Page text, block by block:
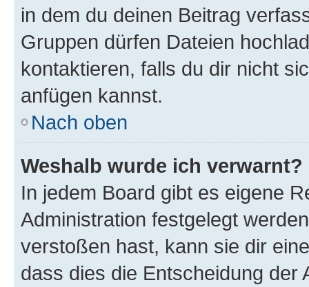
in dem du deinen Beitrag
Gruppen dürfen Dateien
kontaktieren, falls du dir nicht
anfügen kannst.
Nach oben
Weshalb wurde ich verwarnt?
In jedem Board gibt es eigene
Administration festgelegt
verstoßen hast, kann sie dir
dass dies die Entscheidung der